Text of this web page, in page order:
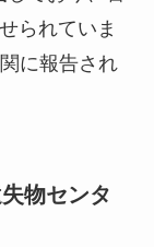
られていま
に報告され
物センタ